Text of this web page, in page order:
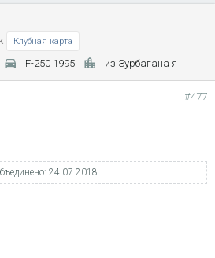
Клубная карта
F-250 1995 из Зурбагана я
#477
24.07.2018